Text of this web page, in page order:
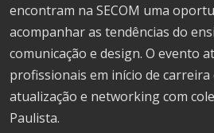
encontram na SECOM uma
acompanhar as tendências do
comunicação e design. O evento
profissionais em início de carreira
atualização e networking com
Paulista.